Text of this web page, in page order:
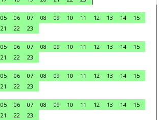
05 06 07 08 09 10 11 12 13 14
15
21 22
23
05 06 07 08 09 10 11 12 13 14
15
21 22
23
05 06 07 08 09 10 11 12 13 14
15
21 22
23
05 06 07 08 09 10 11 12 13 14
15
21 22
23